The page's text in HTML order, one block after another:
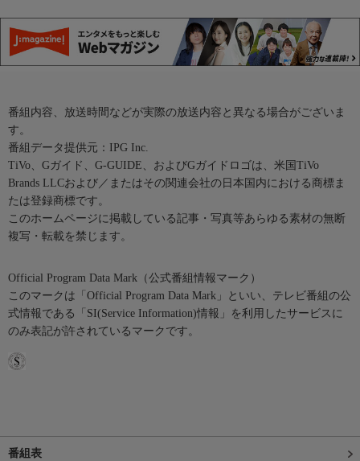
番組内容、放送時間などが実際の放送内容と異なる場合がございま
す。
番組データ提供元：IPG Inc.
TiVo、Gガイド、G-GUIDE、およびGガイドロゴは、米国TiVo
Brands LLCおよび／またはその関連会社の日本国内における商標ま
たは登録商標です。
このホームページに掲載している記事・写真等あらゆる素材の無断
複写・転載を禁じます。
Official Program Data Mark（公式番組情報マーク）
このマークは「Official Program Data Mark」といい、テレビ番組の公
式情報である「SI(Service Information)情報」を利用したサービスに
のみ表記が許されているマークです。
番組表